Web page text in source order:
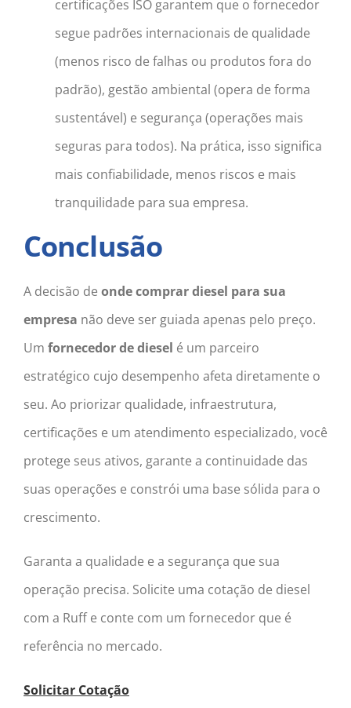
certificações ISO garantem que o fornecedor
segue padrões internacionais de qualidade
(menos risco de falhas ou produtos fora do
padrão), gestão ambiental (opera de forma
sustentável) e segurança (operações mais
seguras para todos). Na prática, isso significa
mais confiabilidade, menos riscos e mais
tranquilidade para sua empresa.
Conclusão
A decisão de onde comprar diesel para sua
empresa não deve ser guiada apenas pelo preço.
Um fornecedor de diesel é um parceiro
estratégico cujo desempenho afeta diretamente o
seu. Ao priorizar qualidade, infraestrutura,
certificações e um atendimento especializado, você
protege seus ativos, garante a continuidade das
suas operações e constrói uma base sólida para o
crescimento.
Garanta a qualidade e a segurança que sua
operação precisa. Solicite uma cotação de diesel
com a Ruff e conte com um fornecedor que é
referência no mercado.
Solicitar Cotação